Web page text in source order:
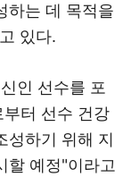
하는 데 목적을
있다.
인 선수를 포
터 선수 건강
성하기 위해 지
할 예정"이라고